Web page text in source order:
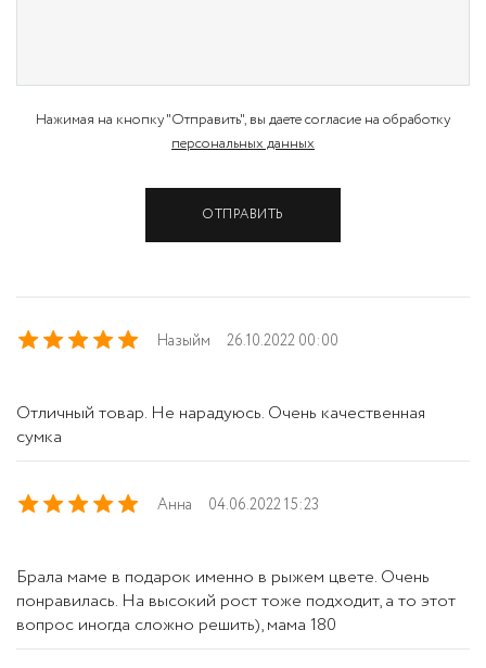
Нажимая на кнопку "Отправить", вы даете согласие на обработку
персональных данных
ОТПРАВИТЬ
Назыйм 26.10.2022 00:00
Отличный товар. Не нарадуюсь. Очень качественная
сумка
Анна 04.06.2022 15:23
Брала маме в подарок именно в рыжем цвете. Очень
понравилась. На высокий рост тоже подходит, а то этот
вопрос иногда сложно решить), мама 180